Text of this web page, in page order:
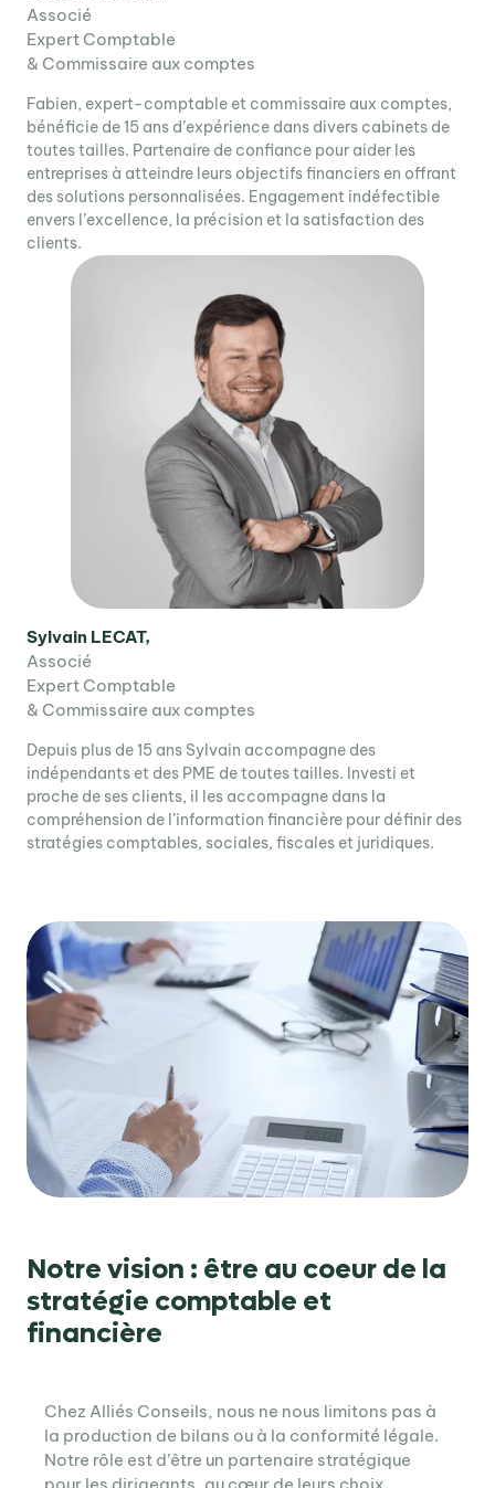
Associé
Expert Comptable
& Commissaire aux comptes
Fabien, expert-comptable et commissaire aux comptes,
bénéficie de 15 ans d’expérience dans divers cabinets de
toutes tailles. Partenaire de confiance pour aider les
entreprises à atteindre leurs objectifs financiers en offrant
des solutions personnalisées. Engagement indéfectible
envers l’excellence, la précision et la satisfaction des
clients.
Sylvain LECAT,
Associé
Expert Comptable
& Commissaire aux comptes
Depuis plus de 15 ans Sylvain accompagne des
indépendants et des PME de toutes tailles. Investi et
proche de ses clients, il les accompagne dans la
compréhension de l’information financière pour définir des
stratégies comptables, sociales, fiscales et juridiques.
Notre vision : être au coeur de la
stratégie comptable et
financière
Chez Alliés Conseils, nous ne nous limitons pas à
la production de bilans ou à la conformité légale.
Notre rôle est d’être un partenaire stratégique